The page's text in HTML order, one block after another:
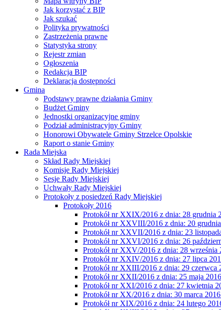
Jak korzystać z BIP
Jak szukać
Polityka prywatności
Zastrzeżenia prawne
Statystyka strony
Rejestr zmian
Ogłoszenia
Redakcja BIP
Deklaracja dostępności
Gmina
Podstawy prawne działania Gminy
Budżet Gminy
Jednostki organizacyjne gminy
Podział administracyjny Gminy
Honorowi Obywatele Gminy Strzelce Opolskie
Raport o stanie Gminy
Rada Miejska
Skład Rady Miejskiej
Komisje Rady Miejskiej
Sesje Rady Miejskiej
Uchwały Rady Miejskiej
Protokoły z posiedzeń Rady Miejskiej
Protokoły 2016
Protokół nr XXIX/2016 z dnia: 28 grudnia
Protokół nr XXVIII/2016 z dnia: 20
Protokół nr XXVII/2016 z dnia: 23
Protokół nr XXVI/2016 z dnia: 26
Protokół nr XXV/2016 z dnia: 28 września
Protokół nr XXIV/2016 z dnia: 27 lipca
Protokół nr XXIII/2016 z dnia: 29 czerwca
Protokół nr XXII/2016 z dnia: 25 maja
Protokół nr XXI/2016 z dnia: 27 kwietnia
Protokół nr XX/2016 z dnia: 30 marca
Protokół nr XIX/2016 z dnia: 24 lutego